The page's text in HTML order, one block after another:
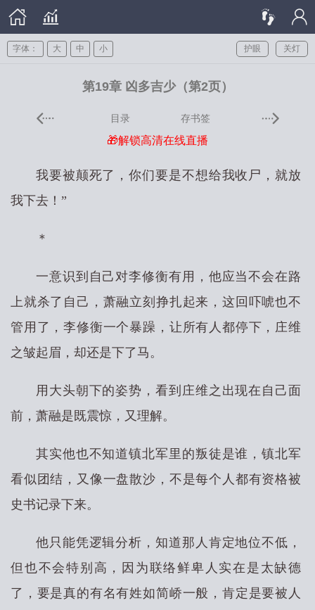
关灯
护眼
字体： 大 中 小
第19章 凶多吉少（第2页）
目录 存书签
🎁解锁高清在线直播
我要被颠死了，你们要是不想给我收尸，就放
我下去！”
＊
一意识到自己对李修衡有用，他应当不会在路
上就杀了自己，萧融立刻挣扎起来，这回吓唬也不
管用了，李修衡一个暴躁，让所有人都停下，庄维
之皱起眉，却还是下了马。
用大头朝下的姿势，看到庄维之出现在自己面
前，萧融是既震惊，又理解。
其实他也不知道镇北军里的叛徒是谁，镇北军
看似团结，又像一盘散沙，不是每个人都有资格被
史书记录下来。
他只能凭逻辑分析，知道那人肯定地位不低，
但也不会特别高，因为联络鲜卑人实在是太缺德
了，要是真的有名有姓如简峤一般，肯定是要被人